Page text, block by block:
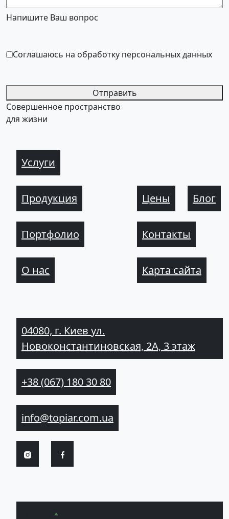
Напишите Ваш вопрос
Соглашаюсь на обработку персональных данных
Отправить
Совершенное пространство
для жизни
Услуги
Продукция
Портфолио
О нас
Цены Блог
Контакты
Карта сайта
04080, г. Киев ул.
Новоконстантиновская, 2А, 3 этаж
+38 (067) 180 30 80
info@topiar.com.ua